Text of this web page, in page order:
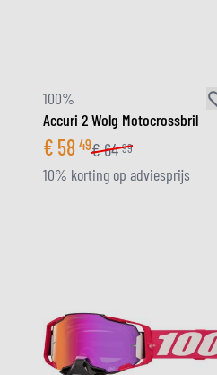
100%
Accuri 2 Wolg Motocrossbril
€ 58 49€64 99
10% korting op adviesprijs